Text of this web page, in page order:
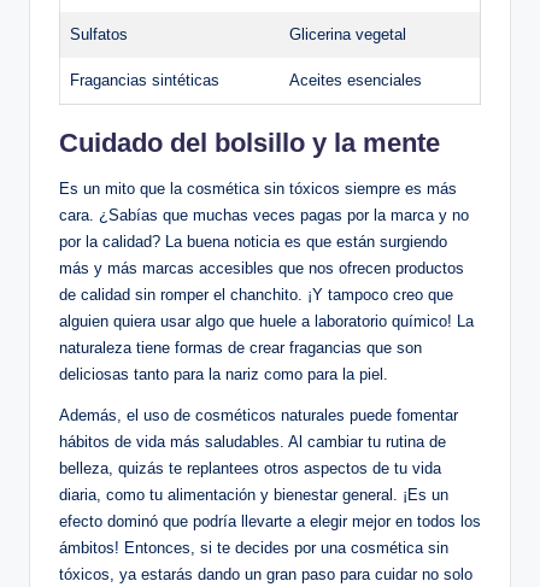
Sulfatos Glicerina vegetal
Fragancias sintéticas Aceites esenciales
Cuidado del bolsillo y la mente
Es un mito que la cosmética sin tóxicos siempre es más
cara. ¿Sabías que muchas veces pagas por la marca y no
por la calidad? La buena noticia es que están surgiendo
más y más marcas accesibles que nos ofrecen productos
de calidad sin romper el chanchito. ¡Y tampoco creo que
alguien quiera usar algo que huele a laboratorio químico! La
naturaleza tiene formas de crear fragancias que son
deliciosas tanto para la nariz como para la piel.
Además, el uso de cosméticos naturales puede fomentar
hábitos de vida más saludables. Al cambiar tu rutina de
belleza, quizás te replantees otros aspectos de tu vida
diaria, como tu alimentación y bienestar general. ¡Es un
efecto dominó que podría llevarte a elegir mejor en todos los
ámbitos! Entonces, si te decides por una cosmética sin
tóxicos, ya estarás dando un gran paso para cuidar no solo